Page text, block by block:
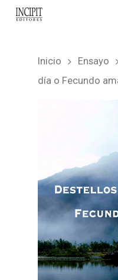
Inicio Ensayo
día o Fecundo